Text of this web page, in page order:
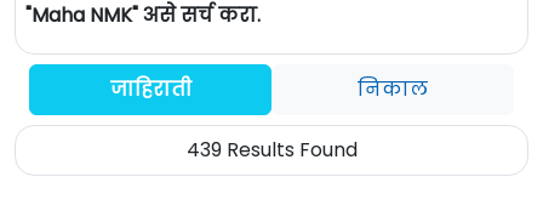
"Maha NMK" असे सर्च करा.
जाहिराती निकाल
439 Results Found